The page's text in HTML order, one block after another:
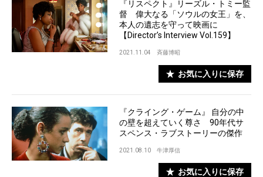
『リスペクト』リーズル・トミー監
督 偉大なる「ソウルの女王」を、
本人の遺志を守って映画に
【Director’s Interview Vol.159】
2021.11.04 斉藤博昭
お気に入りに保存
『クライング・ゲーム』 自分の中
の壁を超えていく尊さ 90年代サ
スペンス・ラブストーリーの傑作
2021.08.10 牛津厚信
お気に入りに保存